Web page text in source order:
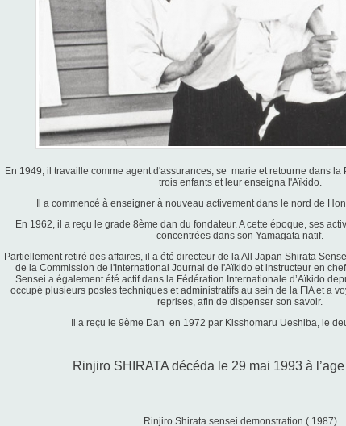
En 1949, il travaille comme agent d'assurances, se marie et retourne dans la
trois enfants et leur enseigna l'Aïkido.
Il a commencé à enseigner à nouveau activement dans le nord de
En 1962, il a reçu le grade 8ème dan du fondateur.A cette époque, ses
concentrées dans son Yamagata natif.
Partiellement retiré des affaires, il a été directeur de la All Japan Shirata
de la Commission de l'International Journal de l'Aïkido et instructeur en
Sensei a également été actif dans la Fédération Internationale d’Aïkido
occupé plusieurs postes techniques et administratifs au sein de la FIA et a
reprises, afin de dispenser son savoir.
Il a reçu le 9ème Dan en 1972 par Kisshomaru Ueshiba, le
Rinjiro SHIRATA décéda le 29 mai 1993 à
Rinjiro Shirata sensei demonstration ( 1987)